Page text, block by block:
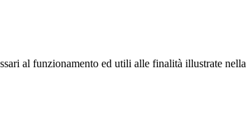
al funzionamento ed utili alle finalità illustrate nella